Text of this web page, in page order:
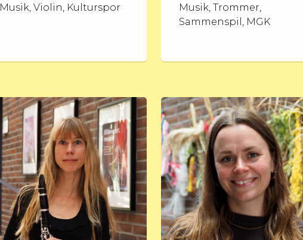
Musik, Violin, Kulturspor
Musik, Trommer,
Sammenspil, MGK